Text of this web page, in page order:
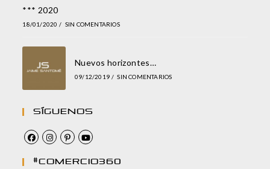
*** 2020
18/01/2020 / SIN COMENTARIOS
Nuevos horizontes…
09/12/2019 / SIN COMENTARIOS
Síguenos
#comercio360